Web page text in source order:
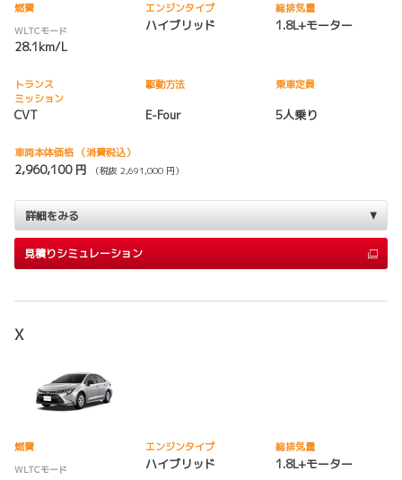
燃費
WLTCモード
28.1km/L
エンジンタイプ
ハイブリッド
総排気量
1.8L+モーター
トランス
ミッション
CVT
駆動方法
E-Four
乗車定員
5人乗り
車両本体価格 （消費税込）
2,960,100 円 （税抜 2,691,000 円）
詳細をみる
見積りシミュレーション
X
燃費
WLTCモード
エンジンタイプ
ハイブリッド
総排気量
1.8L+モーター